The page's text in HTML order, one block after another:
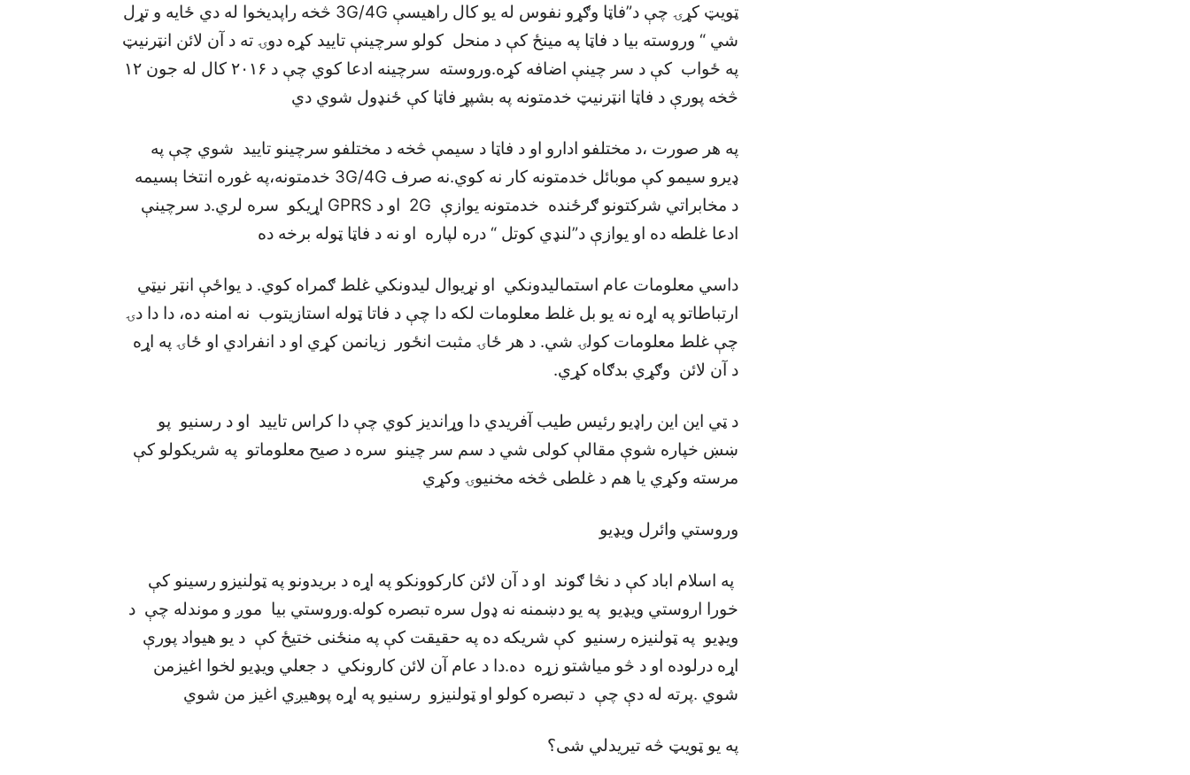
ټويټ کړۍ چې د”فاټا وګړو نفوس له يو کال راهيسې 3G/4G څخه راپديخوا له دي ځايه و تړل
شي “ وروسته بيا د فاټا په مينځ کې د منحل کولو سرچينې تاييد کړه دوۍ ته د آن لائن انټرنيټ
په ځواب کې د سر چينې اضافه کړه.وروسته سرچينه ادعا کوي چې د ۲۰۱۶ کال له جون ۱۲
څخه پورې د فاټا انټرنيټ خدمتونه په بشپړ فاټا کې ځنډول شوي دي
په هر صورت ،د مختلفو ادارو او د فاټا د سيمې څخه د مختلفو سرچينو تاييد شوي چې په
ډيرو سيمو کې موبائل خدمتونه کار نه کوي.نه صرف 3G/4G خدمتونه،په غوره انتخا ېسيمه
د مخابراتي شرکتونو ګرځنده خدمتونه يوازې 2G او د GPRS اړيکو سره لري.د سرچينې
ادعا غلطه ده او يوازې د”لنډي کوتل “ دره لپاره او نه د فاټا ټوله برخه ده
داسي معلومات عام استماليدونکي او نړيوال ليدونکي غلط ګمراه کوي. د يواځې انټر نيټي
ارتباطاتو په اړه نه يو بل غلط معلومات لکه دا چې د فاتا ټوله استازيتوب نه امنه ده، دا دا دۍ
چې غلط معلومات کولۍ شي. د هر ځاۍ مثبت انځور زيانمن کړي او د انفرادي او ځاۍ په اړه
د آن لائن وګړي بدګاه کړي.
د ټي اين اين راډيو رئيس طيب آفريدي دا وړانديز کوي چې دا کراس تاييد او د رسنيو پو
ښښ خپاره شوې مقالې کولی شي د سم سر چينو سره د صيح معلوماتو په شريکولو کې
مرسته وکړي يا هم د غلطی څخه مخنيوۍ وکړي
وروستي وائرل ويډيو
په اسلام اباد کې د نڅا ګوند او د آن لائن کارکوونکو په اړه د بريدونو په ټولنيزو رسينو کې
خورا اروستي ويډيو په يو دښمنه نه ډول سره تبصره کوله.وروستي بيا موږ و موندله چې د
ويډيو په ټولنيزه رسنيو کې شريکه ده په حقيقت کې په منځنی ختيځ کې د يو هيواد پورې
اړه درلوده او د څو مياشتو زړه ده.دا د عام آن لائن کارونکي د جعلي ويډيو لخوا اغيزمن
شوي .پرته له دې چې د تبصره کولو او ټولنيزو رسنيو په اړه پوهيږي اغيز من شوي
په يو ټويټ څه تيريدلي شی؟